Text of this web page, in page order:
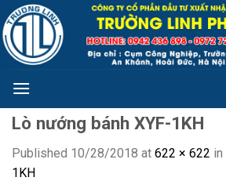
Skip
to
content
Lò nướng bánh XYF-1KH
Published 10/28/2018 at 622 × 622 in
1KH